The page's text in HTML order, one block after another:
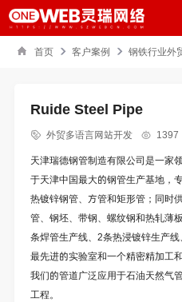
首页 客户案例 钢铁行业外
Ruide Steel Pipe
外贸多语言网站开发 1397
天津瑞德钢管制造有限公司是一家
于天津中国最大的钢管生产基地，
热镀锌钢管、方管和矩形管；同时
管、钢坯、带钢、螺纹钢和热轧薄
条焊管生产线、2条热浸镀锌生产
最先进的实验室和一个精密精加工
我们的管道广泛应用于石油天然气
工程。